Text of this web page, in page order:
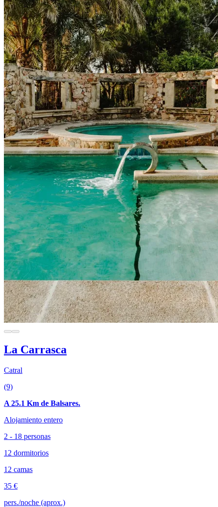
La Carrasca
Catral
(9)
A 25.1 Km de Balsares.
Alojamiento entero
2 - 18 personas
12 dormitorios
12 camas
35 €
pers./noche (aprox.)